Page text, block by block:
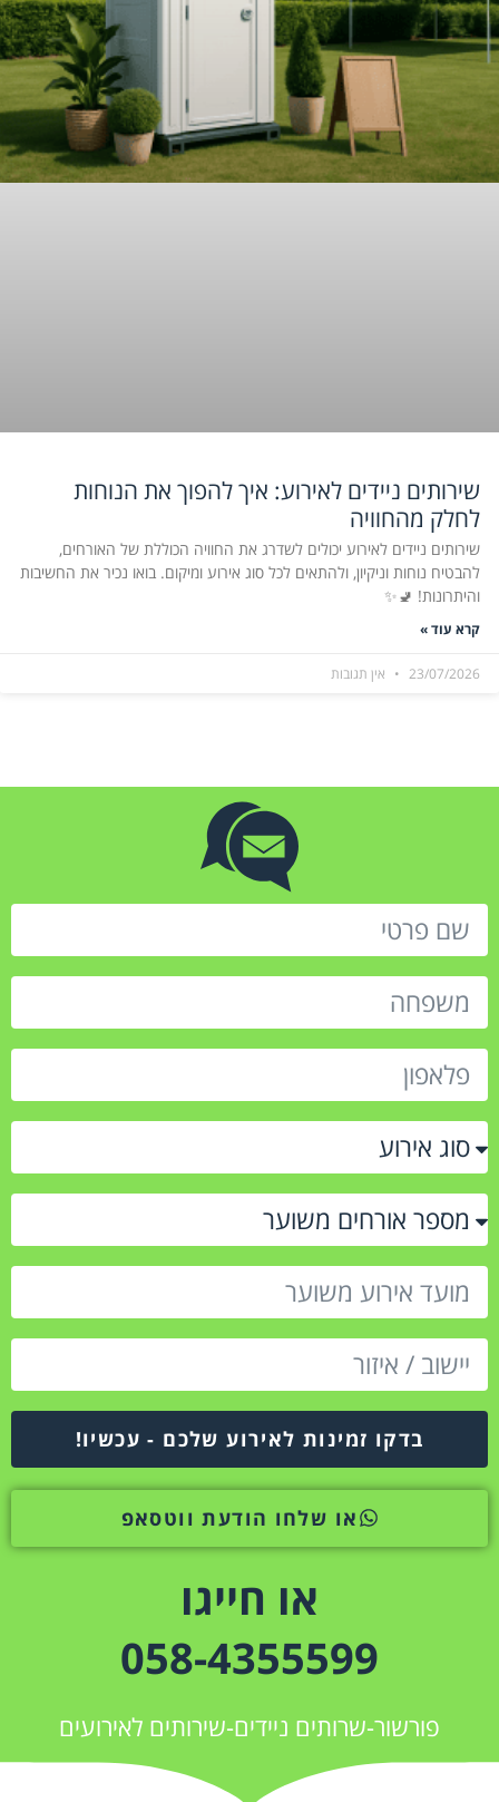
שירותים ניידים לאירוע: איך להפוך את הנוחות
לחלק מהחוויה
שירותים ניידים לאירוע יכולים לשדרג את החוויה הכוללת של האורחים,
להבטיח נוחות וניקיון, ולהתאים לכל סוג אירוע ומיקום. בואו נכיר את החשיבות
והיתרונות! 🚽✨
קרא עוד »
23/07/2026 אין תגובות
בדקו זמינות לאירוע שלכם - עכשיו!
או שלחו הודעת ווטסאפ
או חייגו
058-4355599
פורשור-שרותים ניידים-שירותים לאירועים